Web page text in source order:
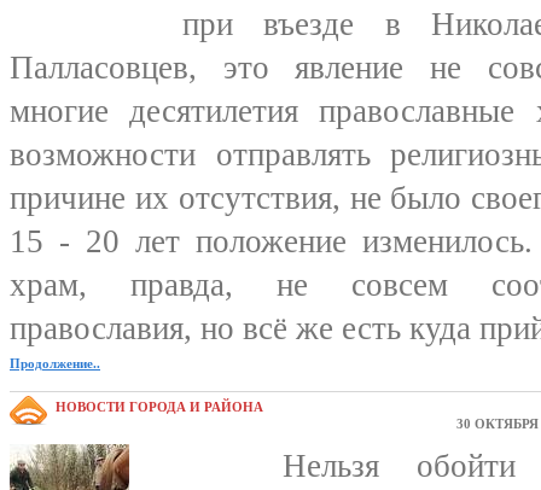
при въезде в
Палласовцев, это явление не
многие десятилетия
возможности отправлять
причине их отсутствия, не было
15 - 20 лет положение
храм, правда, не совсем
православия, но всё же есть куда
Продолжение..
НОВОСТИ ГОРОДА И РАЙОНА
30 ОКТЯБРЯ
Нельзя обойти